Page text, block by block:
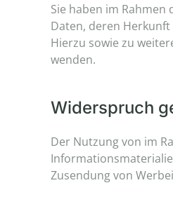
Sie haben im
Daten, deren
Hierzu sowie zu
wenden.
Widerspruch
Der Nutzung von im
Zusendung von